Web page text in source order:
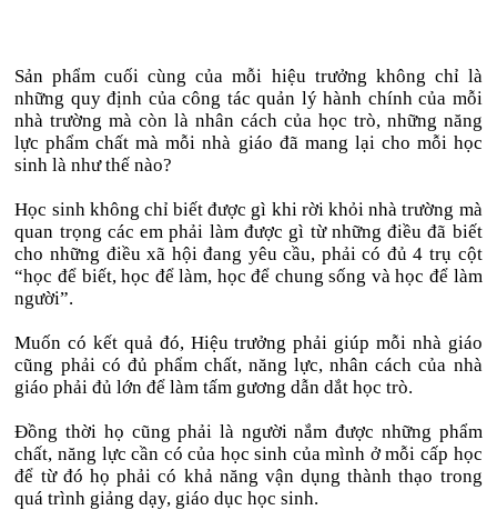
Sản phẩm cuối cùng của mỗi hiệu trưởng không chỉ là
những quy định của công tác quản lý hành chính của mỗi
nhà trường mà còn là nhân cách của học trò, những năng
lực phẩm chất mà mỗi nhà giáo đã mang lại cho mỗi học
sinh là như thế nào?
Học sinh không chỉ biết được gì khi rời khỏi nhà trường mà
quan trọng các em phải làm được gì từ những điều đã biết
cho những điều xã hội đang yêu cầu, phải có đủ 4 trụ cột
“học để biết, học để làm, học để chung sống và học để làm
người”.
Muốn có kết quả đó, Hiệu trưởng phải giúp mỗi nhà giáo
cũng phải có đủ phẩm chất, năng lực, nhân cách của nhà
giáo phải đủ lớn để làm tấm gương dẫn dắt học trò.
Đồng thời họ cũng phải là người nắm được những phẩm
chất, năng lực cần có của học sinh của mình ở mỗi cấp học
để từ đó họ phải có khả năng vận dụng thành thạo trong
quá trình giảng dạy, giáo dục học sinh.